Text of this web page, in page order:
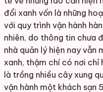
đổi xanh vốn là những
với quy trình vận hành
nhiên, do thông tin chưa
nhà quản lý hiện nay vẫn
xanh, thậm chí có nơi chỉ
là trồng nhiều cây xung
vận hành một khách sạn